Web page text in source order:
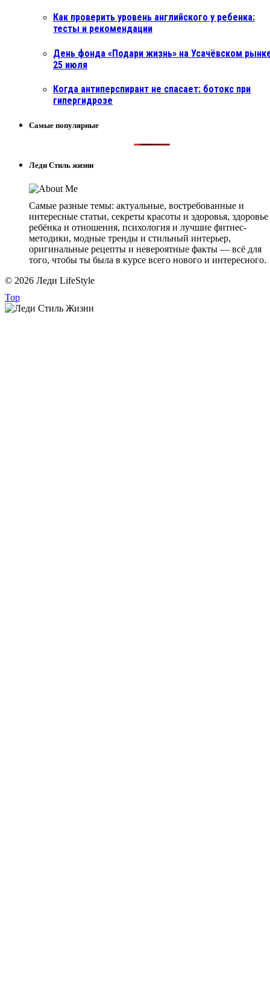
Как проверить уровень английского у ребенка:
тесты и рекомендации
День фонда «Подари жизнь» на Усачёвском
25 июля
Когда антиперспирант не спасает: ботокс при
гипергидрозе
Самые популярные
Леди Стиль жизни
Самые разные темы: актуальные, востребованные и
интересные статьи, секреты красоты и здоровья, здоровье
ребёнка и отношения, психология и лучшие фитнес-
методики, модные тренды и стильный интерьер,
оригинальные рецепты и невероятные факты — всё для
того, чтобы ты была в курсе всего нового и интересного.
© 2026 Леди LifeStyle
Top